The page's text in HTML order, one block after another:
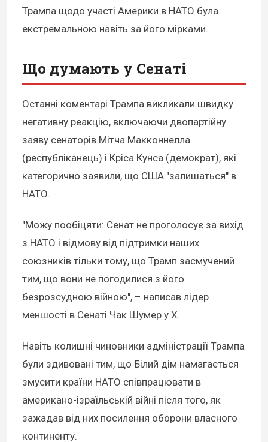
Трампа щодо участі Америки в НАТО була
екстремальною навіть за його мірками.
Що думають у Сенаті
Останні коментарі Трампа викликали швидку
негативну реакцію, включаючи двопартійну
заяву сенаторів Мітча Макконнелла
(республіканець) і Кріса Кунса (демократ), які
категорично заявили, що США "залишаться" в
НАТО.
"Можу пообіцяти: Сенат не проголосує за вихід
з НАТО і відмову від підтримки наших
союзників тільки тому, що Трамп засмучений
тим, що вони не погодилися з його
безрозсудною війною", – написав лідер
меншості в Сенаті Чак Шумер у X.
Навіть колишні чиновники адміністрації Трампа
були здивовані тим, що Білий дім намагається
змусити країни НАТО співпрацювати в
американо-ізраїльській війні після того, як
зажадав від них посилення оборони власного
континенту.